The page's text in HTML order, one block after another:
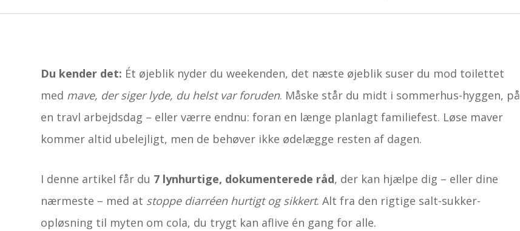
Du kender det: Ét øjeblik nyder du weekenden, det næste øjeblik suser du mod toilettet
med mave, der siger lyde, du helst var foruden. Måske står du midt i sommerhus-hyggen, på
en travl arbejdsdag – eller værre endnu: foran en længe planlagt familiefest. Løse maver
kommer altid ubelejligt, men de behøver ikke ødelægge resten af dagen.
I denne artikel får du 7 lynhurtige, dokumenterede råd, der kan hjælpe dig – eller dine
nærmeste – med at stoppe diarréen hurtigt og sikkert. Alt fra den rigtige salt-sukker-
opløsning til myten om cola, du trygt kan aflive én gang for alle.